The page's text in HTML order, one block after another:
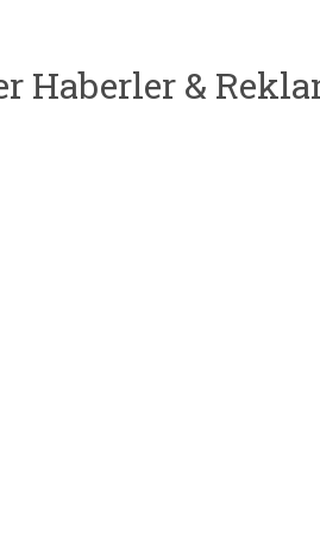
Haberler &